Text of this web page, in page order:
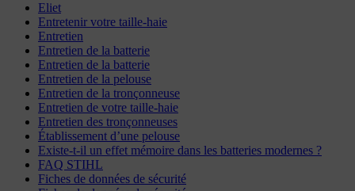
Eliet
Entretenir votre taille-haie
Entretien
Entretien de la batterie
Entretien de la batterie
Entretien de la pelouse
Entretien de la tronçonneuse
Entretien de votre taille-haie
Entretien des tronçonneuses
Établissement d’une pelouse
Existe-t-il un effet mémoire dans les batteries modernes ?
FAQ STIHL
Fiches de données de sécurité